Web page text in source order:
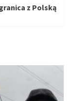
z Polską